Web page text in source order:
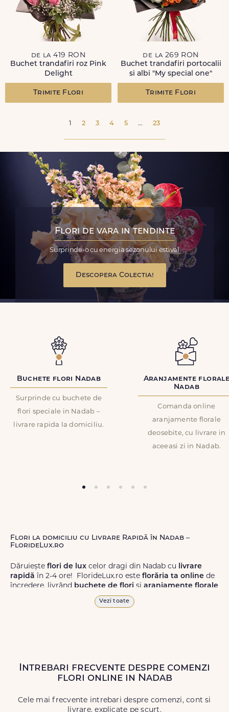
de la 419 RON
Buchet trandafiri roz Pink
Delight
Trimite Flori
de la 269 RON
Buchet trandafiri portocalii
si albi "My special one"
Trimite Flori
1 2 3 4 5 ... 23
Flori de vara in tendinte
Surprinde-o cu energia sezonului estival
Descopera Colectia!
Buchete flori Nadab
Surprinde cu buchete de
flori speciale in Nadab –
livrare rapida la domiciliu.
Aranjamente
Nadab
Comanda online
aranjamente florale
deosebite, cu livrare in
aceeasi zi in Nadab.
Flori la domiciliu cu Livrare Rapidă în Nadab –
FlorideLux.ro
Dăruiește flori de lux celor dragi din Nadab cu livrare
rapidă în 2-4 ore! FlorideLux.ro este florăria ta online de
încredere, livrând buchete de flori și aranjamente florale
de calitate superioară în Nadab și în toată România.
Livrăm buchete de florichiar și în weekend, pentru ca tu
să poți adresa un gest frumos atunci când ai nevoie.
Vezi toate
Intrebari frecvente despre comenzi
flori online in Nadab
Cele mai frecvente intrebari despre comenzi, cont si
livrare, explicate pe scurt.